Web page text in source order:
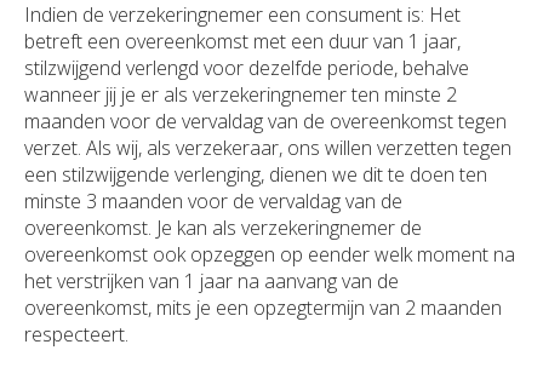
Indien de verzekeringnemer een consument is: Het
betreft een overeenkomst met een duur van 1 jaar,
stilzwijgend verlengd voor dezelfde periode, behalve
wanneer jij je er als verzekeringnemer ten minste 2
maanden voor de vervaldag van de overeenkomst tegen
verzet. Als wij, als verzekeraar, ons willen verzetten tegen
een stilzwijgende verlenging, dienen we dit te doen ten
minste 3 maanden voor de vervaldag van de
overeenkomst. Je kan als verzekeringnemer de
overeenkomst ook opzeggen op eender welk moment na
het verstrijken van 1 jaar na aanvang van de
overeenkomst, mits je een opzegtermijn van 2 maanden
respecteert.